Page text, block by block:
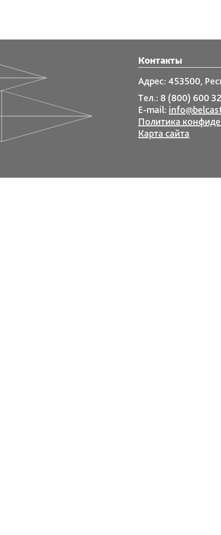
Контакты
Адрес: 453500,
Тел.: 8 (800) 600
E-mail:
Политика
Карта сайта